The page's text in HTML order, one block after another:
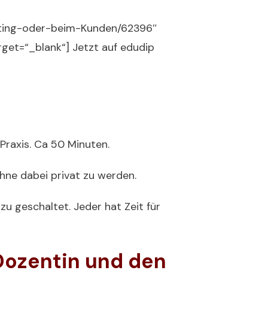
oder-beim-Kunden/62396″
Jetzt auf edudip
Ca 50 Minuten.
dabei privat zu werden.
geschaltet. Jeder hat Zeit für
und den